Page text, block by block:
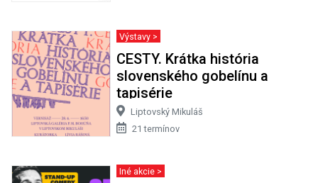
Výstavy >
CESTY. Krátka história
slovenského gobelínu a
tapisérie
Liptovský Mikuláš
21 termínov
Iné akcie >